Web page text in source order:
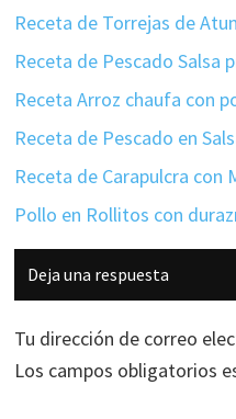
Receta de Torrejas de Atun
Receta de Pescado Salsa
Receta Arroz chaufa con
Receta de Pescado en
Receta de Carapulcra con
Pollo en Rollitos con
Interacciones
con
los
lectores
Deja una respuesta
Tu dirección de correo
Los campos obligatorios